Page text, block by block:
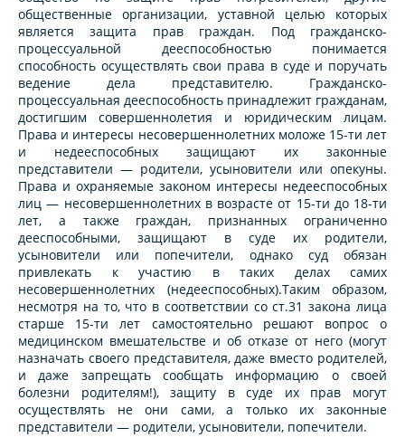
общественные организации, уставной целью которых
является защита прав граждан. Под гражданско-
процессуальной дееспособностью понимается
способность осуществлять свои права в суде и поручать
ведение дела представителю. Гражданско-
процессуальная дееспособность принадлежит гражданам,
достигшим совершеннолетия и юридическим лицам.
Права и интересы несовершеннолетних моложе 15-ти лет
и недееспособных защищают их законные
представители — родители, усыновители или опекуны.
Права и охраняемые законом интересы недееспособных
лиц — несовершеннолетних в возрасте от 15-ти до 18-ти
лет, а также граждан, признанных ограниченно
дееспособными, защищают в суде их родители,
усыновители или попечители, однако суд обязан
привлекать к участию в таких делах самих
несовершеннолетних (недееспособных).Таким образом,
несмотря на то, что в соответствии со ст.31 закона лица
старше 15-ти лет самостоятельно решают вопрос о
медицинском вмешательстве и об отказе от него (могут
назначать своего представителя, даже вместо родителей,
и даже запрещать сообщать информацию о своей
болезни родителям!), защиту в суде их прав могут
осуществлять не они сами, а только их законные
представители — родители, усыновители, попечители.